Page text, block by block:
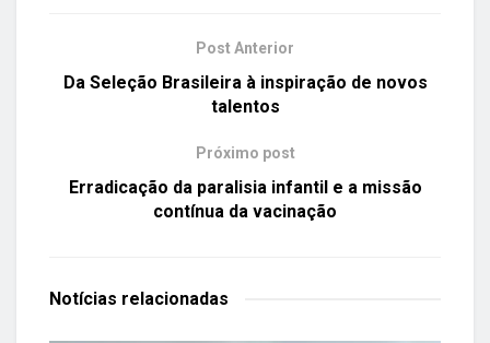
Post Anterior
Da Seleção Brasileira à inspiração de novos
talentos
Próximo post
Erradicação da paralisia infantil e a missão
contínua da vacinação
Notícias relacionadas